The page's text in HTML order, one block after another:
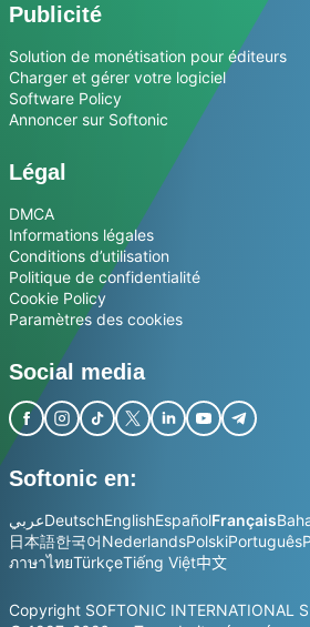
Publicité
Solution de monétisation pour éditeurs
Charger et gérer votre logiciel
Software Policy
Annoncer sur Softonic
Légal
DMCA
Informations légales
Conditions d’utilisation
Politique de confidentialité
Cookie Policy
Paramètres des cookies
Social media
Softonic en:
عربيDeutschEnglishEspañolFrançais
日本語한국어NederlandsPolskiPortuguês
ภาษาไทยTürkçeTiếng Việt中文
Copyright SOFTONIC INTERNATIONAL